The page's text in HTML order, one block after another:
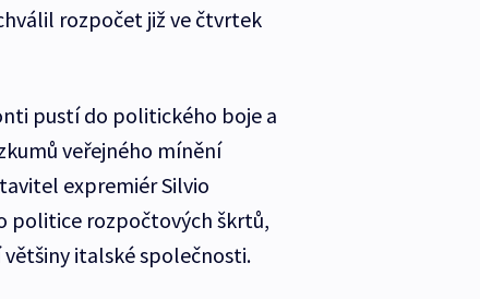
rozpočet již ve čtvrtek
pustí do politického boje a
veřejného mínění
expremiér Silvio
politice rozpočtových škrtů,
italské společnosti.